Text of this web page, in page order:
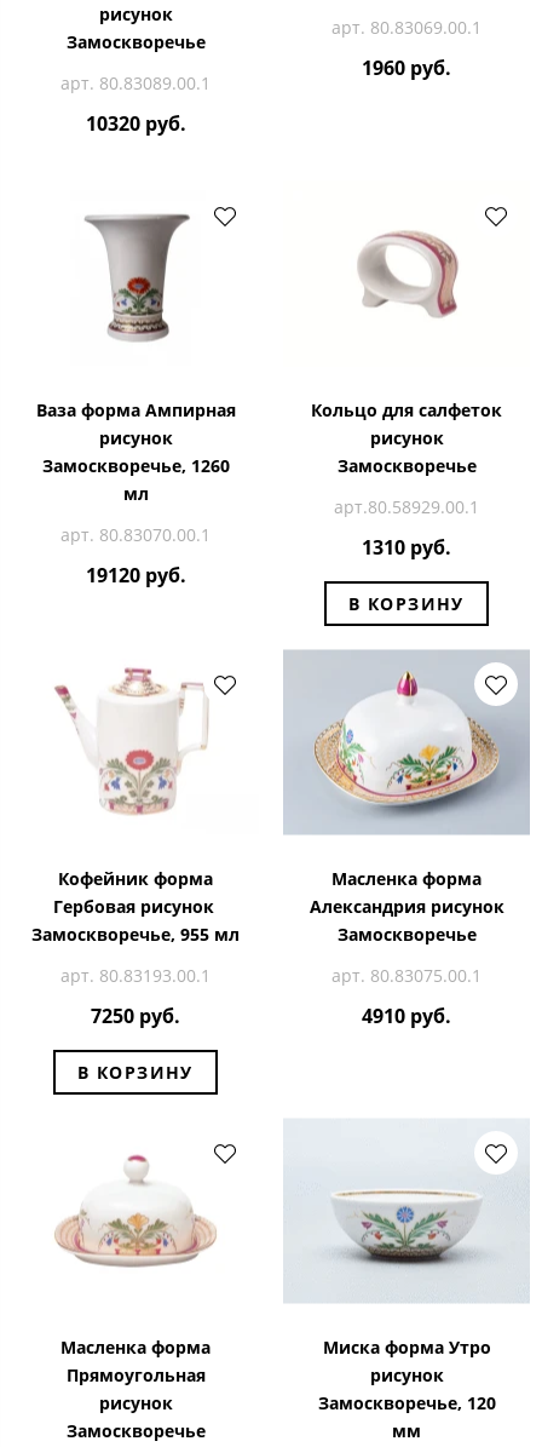
рисунок
Замоскворечье
арт. 80.83089.00.1
10320 руб.
арт. 80.83069.00.1
1960 руб.
Ваза форма Ампирная
рисунок
Замоскворечье, 1260
мл
арт. 80.83070.00.1
19120 руб.
Кольцо для салфеток
рисунок
Замоскворечье
арт.80.58929.00.1
1310 руб.
В КОРЗИНУ
Кофейник форма
Гербовая рисунок
Замоскворечье, 955 мл
арт. 80.83193.00.1
7250 руб.
В КОРЗИНУ
Масленка форма
Александрия рисунок
Замоскворечье
арт. 80.83075.00.1
4910 руб.
Масленка форма
Прямоугольная
рисунок
Замоскворечье
Миска форма Утро
рисунок
Замоскворечье, 120
мм